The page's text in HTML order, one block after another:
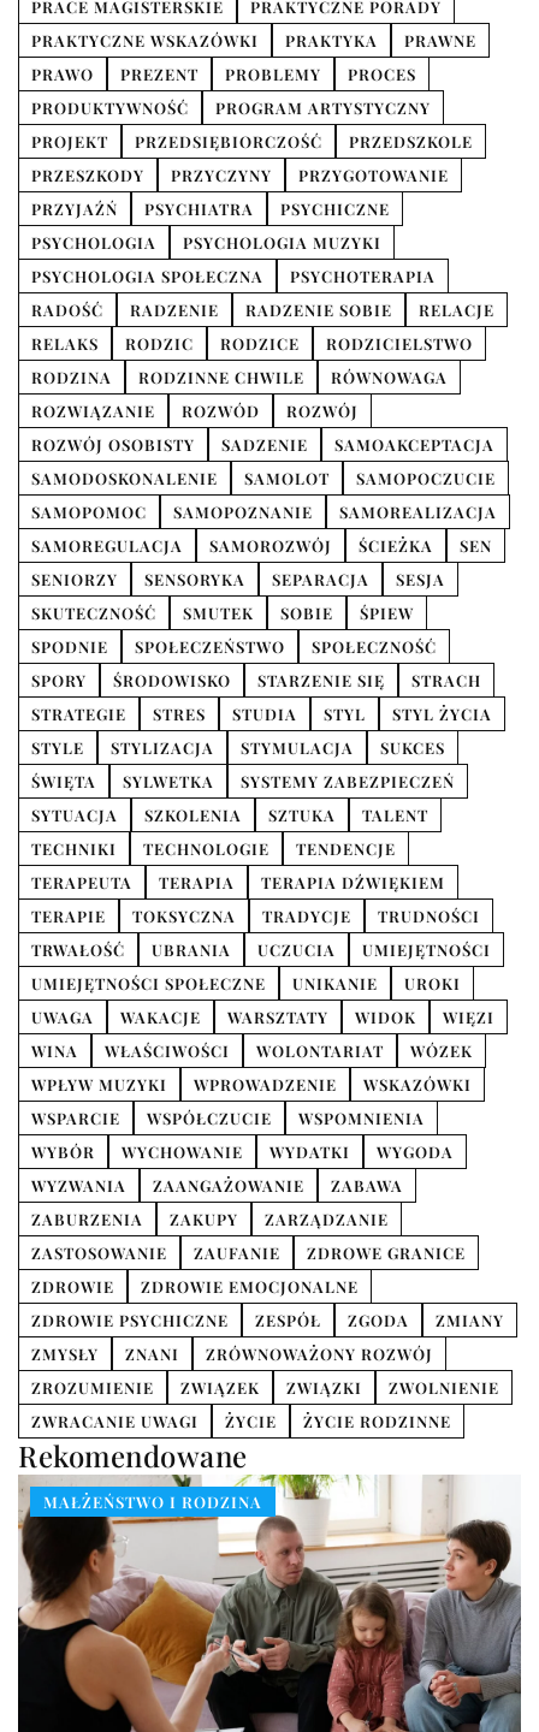
PRACE MAGISTERSKIE
PRAKTYCZNE PORADY
PRAKTYCZNE WSKAZÓWKI
PRAKTYKA
PRAWNE
PRAWO
PREZENT PROBLEMY
PROCES
PRODUKTYWNOŚĆ
PROGRAM ARTYSTYCZNY
PROJEKT
PRZEDSIĘBIORCZOŚĆ
PRZEDSZKOLE
PRZESZKODY
PRZYCZYNY
PRZYGOTOWANIE
PRZYJAŹŃ
PSYCHIATRA
PSYCHICZNE
PSYCHOLOGIA
PSYCHOLOGIA MUZYKI
PSYCHOLOGIA SPOŁECZNA
PSYCHOTERAPIA
RADOŚĆ
RADZENIE RADZENIE SOBIE
RELACJE
RELAKS
RODZIC RODZICE
RODZICIELSTWO
RODZINA
RODZINNE CHWILE
RÓWNOWAGA
ROZWIĄZANIE
ROZWÓD
ROZWÓJ
ROZWÓJ OSOBISTY
SADZENIE
SAMOAKCEPTACJA
SAMODOSKONALENIE
SAMOLOT
SAMOPOCZUCIE
SAMOPOMOC
SAMOPOZNANIE
SAMOREALIZACJA
SAMOREGULACJA
SAMOROZWÓJ ŚCIEŻKA
SEN
SENIORZY
SENSORYKA SEPARACJA
SESJA
SKUTECZNOŚĆ
SMUTEK SOBIE
ŚPIEW
SPODNIE
SPOŁECZEŃSTWO
SPOŁECZNOŚĆ
SPORY
ŚRODOWISKO STARZENIE SIĘ
STRACH
STRATEGIE
STRES STUDIA STYL
STYL ŻYCIA
STYLE
STYLIZACJA STYMULACJA
SUKCES
ŚWIĘTA
SYLWETKA
SYSTEMY ZABEZPIECZEŃ
SYTUACJA
SZKOLENIA SZTUKA
TALENT
TECHNIKI
TECHNOLOGIE
TENDENCJE
TERAPEUTA
TERAPIA
TERAPIA DŹWIĘKIEM
TERAPIE
TOKSYCZNA TRADYCJE
TRUDNOŚCI
TRWAŁOŚĆ
UBRANIA UCZUCIA
UMIEJĘTNOŚCI
UMIEJĘTNOŚCI SPOŁECZNE
UNIKANIE
UROKI
UWAGA
WAKACJE WARSZTATY WIDOK
WIĘZI
WINA
WŁAŚCIWOŚCI WOLONTARIAT
WÓZEK
WPŁYW MUZYKI
WPROWADZENIE
WSKAZÓWKI
WSPARCIE
WSPÓŁCZUCIE
WSPOMNIENIA
WYBÓR
WYCHOWANIE WYDATKI
WYGODA
WYZWANIA
ZAANGAŻOWANIE
ZABAWA
ZABURZENIA
ZAKUPY
ZARZĄDZANIE
ZASTOSOWANIE
ZAUFANIE
ZDROWE GRANICE
ZDROWIE
ZDROWIE EMOCJONALNE
ZDROWIE PSYCHICZNE
ZESPÓŁ ZGODA
ZMIANY
ZMYSŁY
ZNANI
ZRÓWNOWAŻONY ROZWÓJ
ZROZUMIENIE
ZWIĄZEK ZWIĄZKI
ZWOLNIENIE
ZWRACANIE UWAGI
ŻYCIE ŻYCIE RODZINNE
Rekomendowane
MAŁŻEŃSTWO I RODZINA